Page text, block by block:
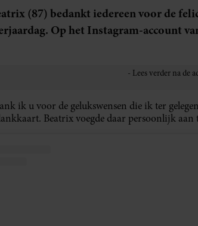
(87) bedankt iedereen voor de
Op het Instagram-account
ik u voor de gelukswensen die ik ter
Beatrix voegde daar persoonlijk aan